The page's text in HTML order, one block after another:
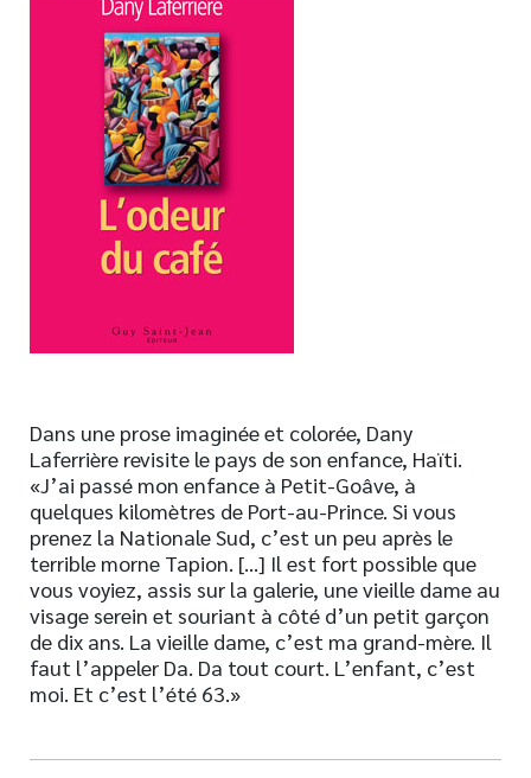
Culture générale
Témoignages
Vie pratique
Nouveautés
Numérique
Livres audio
Page vedette
À PROPOS
CONTACT
Dans une prose imaginée et colorée, Dany
Laferrière revisite le pays de son enfance, Haïti.
«J’ai passé mon enfance à Petit-Goâve, à
quelques kilomètres de Port-au-Prince. Si vous
prenez la Nationale Sud, c’est un peu après le
terrible morne Tapion. […] Il est fort possible que
vous voyiez, assis sur la galerie, une vieille dame au
visage serein et souriant à côté d’un petit garçon
de dix ans. La vieille dame, c’est ma grand-mère. Il
faut l’appeler Da. Da tout court. L’enfant, c’est
moi. Et c’est l’été 63.»